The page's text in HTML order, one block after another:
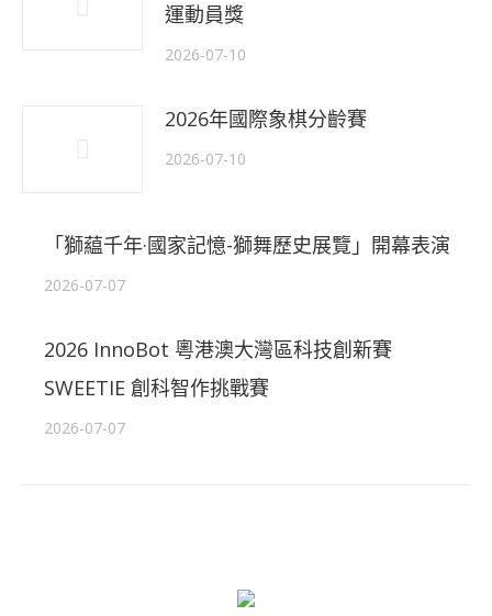
運動員獎
2026-07-10
2026年國際象棋分齡賽
2026-07-10
「獅藴千年·國家記憶-獅舞歷史展覽」開幕表演
2026-07-07
2026 InnoBot 粵港澳大灣區科技創新賽
SWEETIE 創科智作挑戰賽
2026-07-07